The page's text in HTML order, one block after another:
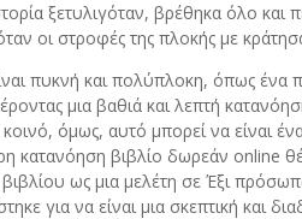
ξετυλιγόταν, βρέθηκα όλο
οι στροφές της πλοκής με
πυκνή και πολύπλοκη, όπως ένα
μια βαθιά και λεπτή
όμως, αυτό μπορεί να είναι
κατανόηση βιβλίο δωρεάν online
ως μια μελέτη σε Έξι
για να είναι μια σκεπτική και